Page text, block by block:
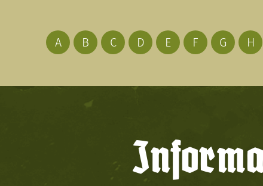
A B C D E F G H